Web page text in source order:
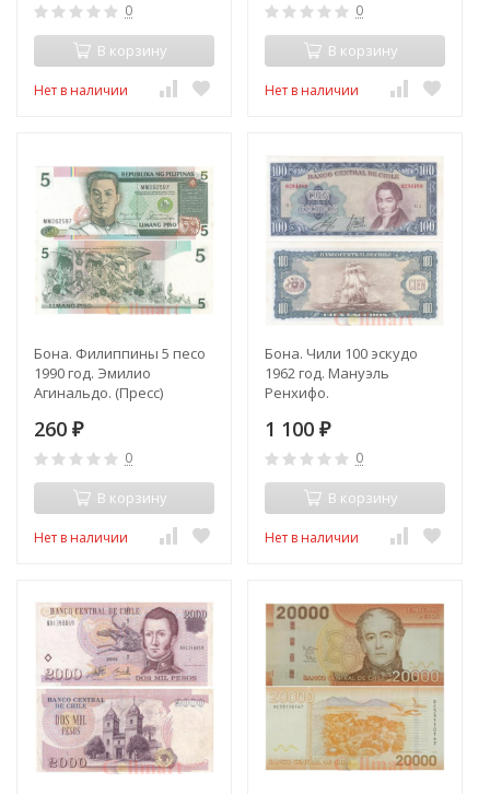
0
В корзину
Нет в наличии
0
В корзину
Нет в наличии
Бона. Филиппины 5 песо
1990 год. Эмилио
Агинальдо. (Пресс)
260 ₽
0
В корзину
Нет в наличии
Бона. Чили 100 эскудо
1962 год. Мануэль
Ренхифо.
(XF)
1 100 ₽
0
В корзину
Нет в наличии